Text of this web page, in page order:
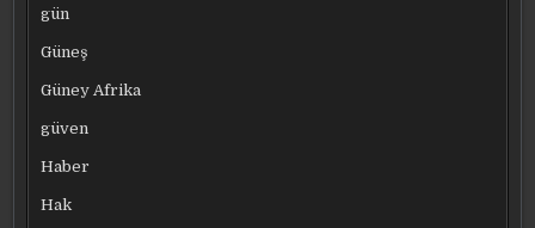
gün
Güneş
Güney Afrika
güven
Haber
Hak